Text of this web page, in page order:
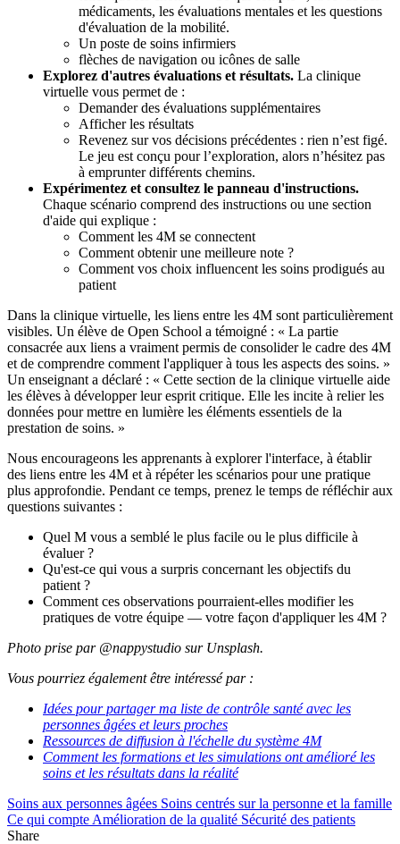
médicaments, les évaluations mentales et les questions
d'évaluation de la mobilité.
Un poste de soins infirmiers
flèches de navigation ou icônes de salle
Explorez d'autres évaluations et résultats. La clinique
virtuelle vous permet de :
Demander des évaluations supplémentaires
Afficher les résultats
Revenez sur vos décisions précédentes : rien n’est figé.
Le jeu est conçu pour l’exploration, alors n’hésitez pas
à emprunter différents chemins.
Expérimentez et consultez le panneau d'instructions.
Chaque scénario comprend des instructions ou une section
d'aide qui explique :
Comment les 4M se connectent
Comment obtenir une meilleure note ?
Comment vos choix influencent les soins prodigués au
patient
Dans la clinique virtuelle, les liens entre les 4M sont particulièrement
visibles. Un élève de Open School a témoigné : « La partie
consacrée aux liens a vraiment permis de consolider le cadre des 4M
et de comprendre comment l'appliquer à tous les aspects des soins. »
Un enseignant a déclaré : « Cette section de la clinique virtuelle aide
les élèves à développer leur esprit critique. Elle les incite à relier les
données pour mettre en lumière les éléments essentiels de la
prestation de soins. »
Nous encourageons les apprenants à explorer l'interface, à établir
des liens entre les 4M et à répéter les scénarios pour une pratique
plus approfondie. Pendant ce temps, prenez le temps de réfléchir aux
questions suivantes :
Quel M vous a semblé le plus facile ou le plus difficile à
évaluer ?
Qu'est-ce qui vous a surpris concernant les objectifs du
patient ?
Comment ces observations pourraient-elles modifier les
pratiques de votre équipe — votre façon d'appliquer les 4M ?
Photo prise par @nappystudio sur Unsplash.
Vous pourriez également être intéressé par :
Idées pour partager ma liste de contrôle santé avec les
personnes âgées et leurs proches
Ressources de diffusion à l'échelle du système 4M
Comment les formations et les simulations ont amélioré les
soins et les résultats dans la réalité
Soins aux personnes âgées Soins centrés sur la personne et la famille
Ce qui compte Amélioration de la qualité Sécurité des patients
Share